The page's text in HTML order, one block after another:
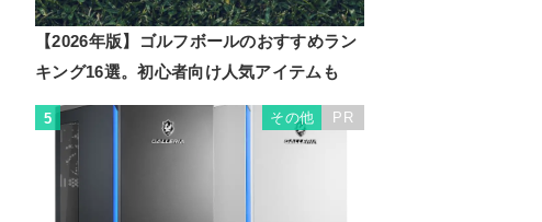
【2026年版】ゴルフボールのおすすめラン
キング16選。初心者向け人気アイテムも
5 その他 PR